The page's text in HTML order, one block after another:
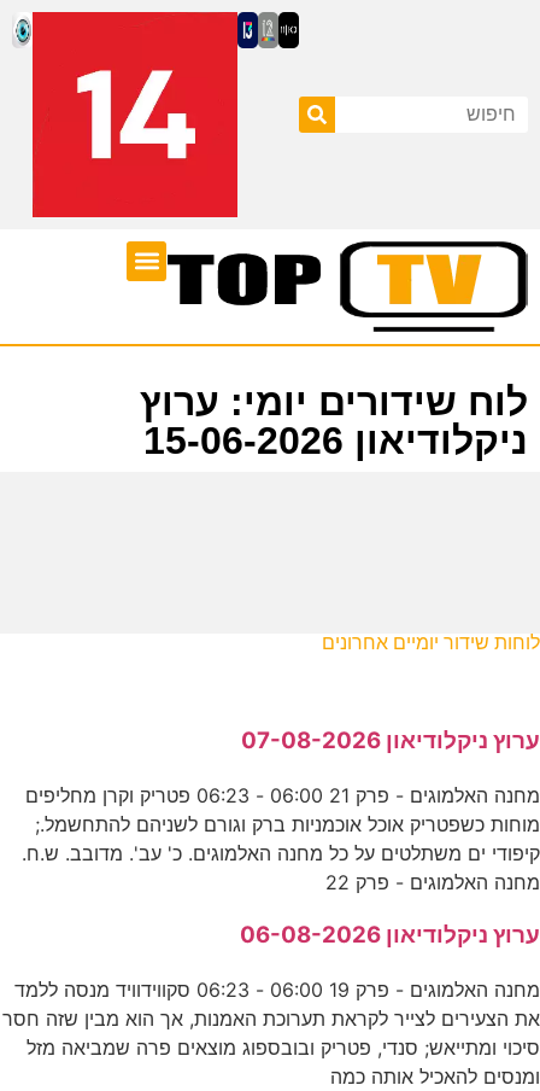
לוח שידורים יומי: ערוץ
ניקלודיאון 15-06-2026
לוחות שידור יומיים אחרונים
ערוץ ניקלודיאון 07-08-2026
מחנה האלמוגים - פרק 21 06:00 - 06:23 פטריק וקרן מחליפים
מוחות כשפטריק אוכל אוכמניות ברק וגורם לשניהם להתחשמל.;
קיפודי ים משתלטים על כל מחנה האלמוגים. כ' עב'. מדובב. ש.ח.
מחנה האלמוגים - פרק 22
ערוץ ניקלודיאון 06-08-2026
מחנה האלמוגים - פרק 19 06:00 - 06:23 סקווידוויד מנסה ללמד
את הצעירים לצייר לקראת תערוכת האמנות, אך הוא מבין שזה חסר
סיכוי ומתייאש; סנדי, פטריק ובובספוג מוצאים פרה שמביאה מזל
ומנסים להאכיל אותה כמה